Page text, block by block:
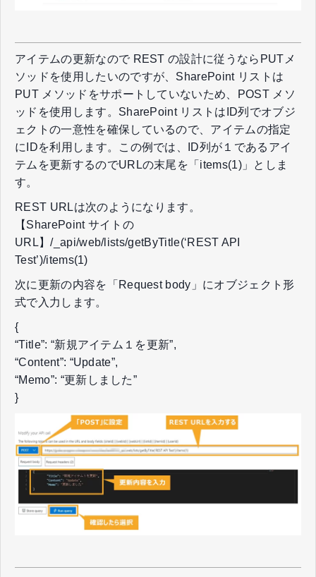
アイテムの更新なので REST の設計に従うならPUTメ
ソッドを使用したいのですが、SharePoint リストは
PUT メソッドをサポートしていないため、POST メソ
ッドを使用します。SharePoint リストはID列でオブジ
ェクトの一意性を確保しているので、アイテムの指定
にIDを利用します。この例では、ID列が１であるアイ
テムを更新するのでURLの末尾を「items(1)」としま
す。
REST URLは次のようになります。
【SharePoint サイトの
URL】/_api/web/lists/getByTitle(‘REST API
Test’)/items(1)
次に更新の内容を「Request body」にオブジェクト形
式で入力します。
{
“Title”: “新規アイテム１を更新”,
“Content”: “Update”,
“Memo”: “更新しました”
}